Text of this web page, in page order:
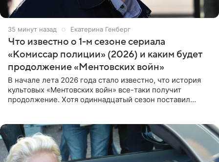
35 минут назад Екатерина Генберг
Что известно о 1-м сезоне сериала
«Комиссар полиции» (2026) и каким будет
продолжение «Ментовских войн»
В начале лета 2026 года стало известно, что история
культовых «Ментовских войн» все-таки получит
продолжение. Хотя одиннадцатый сезон поставил